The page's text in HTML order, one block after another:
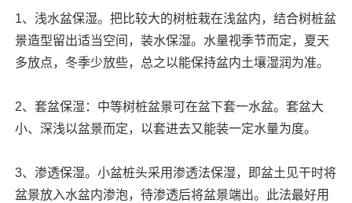
1、浅水盆保湿。把比较大的树桩栽在浅盆内，结合树桩盆
景造型留出适当空间，装水保湿。水量视季节而定，夏天
多放点，冬季少放些，总之以能保持盆内土壤湿润为准。
2、套盆保湿：中等树桩盆景可在盆下套一水盆。套盆大
小、深浅以盆景而定，以套进去又能装一定水量为度。
3、渗透保湿。小盆桩头采用渗透法保湿，即盆土见干时将
盆景放入水盆内渗泡，待渗透后将盆景端出。此法最好用